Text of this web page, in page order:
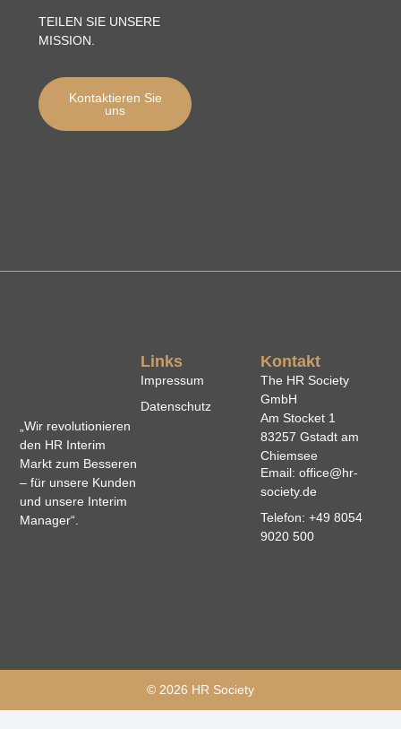
TEILEN SIE UNSERE
MISSION.
Kontaktieren Sie
uns
„Wir revolutionieren
den HR Interim
Markt zum Besseren
– für unsere Kunden
und unsere Interim
Manager“.
Links
Impressum
Datenschutz
Kontakt
The HR Society
GmbH
Am Stocket 1
83257 Gstadt am
Chiemsee
Email: office@hr-
society.de
Telefon: +49 8054
9020 500
© 2026 HR Society